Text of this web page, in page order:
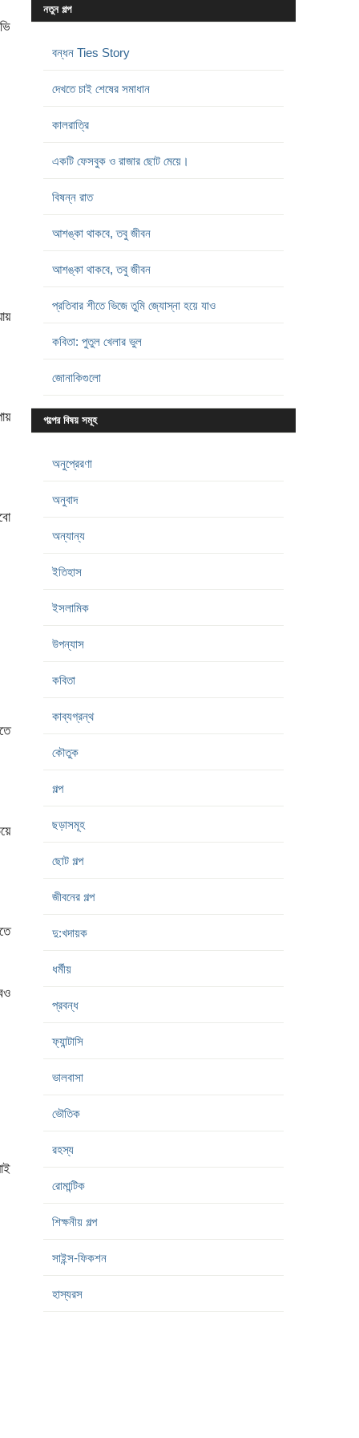
নতুন গল্প
বন্ধন Ties Story
দেখতে চাই শেষের সমাধান
কালরাত্রি
একটি ফেসবুক ও রাজার ছোট মেয়ে।
বিষন্ন রাত
আশঙ্কা থাকবে, তবু জীবন
আশঙ্কা থাকবে, তবু জীবন
প্রতিবার শীতে ভিজে তুমি জ্যোস্না হয়ে যাও
কবিতা: পুতুল খেলার ভুল
জোনাকিগুলো
গল্পের বিষয় সমূহ
অনুপ্রেরণা
অনুবাদ
অন্যান্য
ইতিহাস
ইসলামিক
উপন্যাস
কবিতা
কাব্যগ্রন্থ
কৌতুক
গল্প
ছড়াসমূহ
ছোট গল্প
জীবনের গল্প
দু:খদায়ক
ধর্মীয়
প্রবন্ধ
ফ্যান্টাসি
ভালবাসা
ভৌতিক
রহস্য
রোমান্টিক
শিক্ষনীয় গল্প
সাইন্স-ফিকশন
হাস্যরস